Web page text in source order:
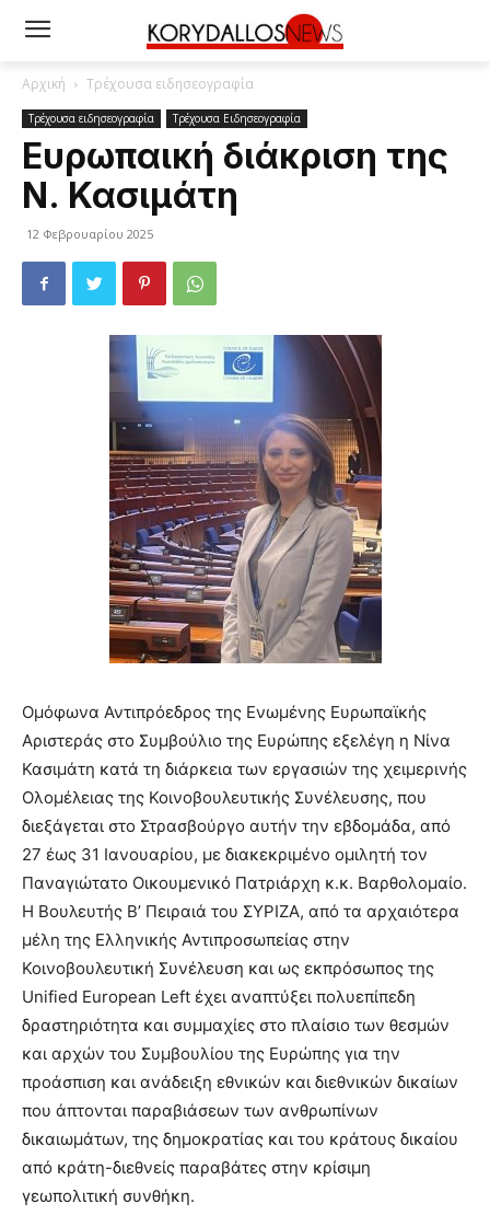
Αρχική Τρέχουσα ειδησεογραφία
Τρέχουσα ειδησεογραφία Τρέχουσα Ειδησεογραφία
Ευρωπαική διάκριση της
Ν. Κασιμάτη
12 Φεβρουαρίου 2025
Ομόφωνα Αντιπρόεδρος της Ενωμένης Ευρωπαϊκής
Αριστεράς στο Συμβούλιο της Ευρώπης εξελέγη η Νίνα
Κασιμάτη κατά τη διάρκεια των εργασιών της χειμερινής
Ολομέλειας της Κοινοβουλευτικής Συνέλευσης, που
διεξάγεται στο Στρασβούργο αυτήν την εβδομάδα, από
27 έως 31 Ιανουαρίου, με διακεκριμένο ομιλητή τον
Παναγιώτατο Οικουμενικό Πατριάρχη κ.κ. Βαρθολομαίο.
Η Βουλευτής Β’ Πειραιά του ΣΥΡΙΖΑ, από τα αρχαιότερα
μέλη της Ελληνικής Αντιπροσωπείας στην
Κοινοβουλευτική Συνέλευση και ως εκπρόσωπος της
Unified European Left έχει αναπτύξει πολυεπίπεδη
δραστηριότητα και συμμαχίες στο πλαίσιο των θεσμών
και αρχών του Συμβουλίου της Ευρώπης για την
προάσπιση και ανάδειξη εθνικών και διεθνικών δικαίων
που άπτονται παραβιάσεων των ανθρωπίνων
δικαιωμάτων, της δημοκρατίας και του κράτους δικαίου
από κράτη-διεθνείς παραβάτες στην κρίσιμη
γεωπολιτική συνθήκη.